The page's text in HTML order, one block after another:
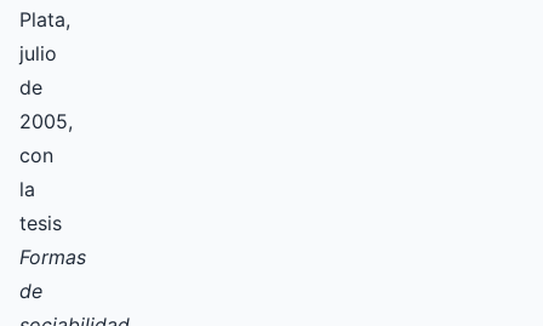
Plata,
julio
de
2005,
con
la
tesis
Formas
de